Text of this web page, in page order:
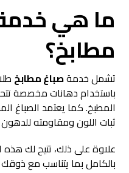
ما هي
مطابخ؟
تشمل خدمةصباغ مطابخ
باستخدام دهانات مخصصة
المطبخ. كما يعتمد الصباغ
ثبات اللون ومقاومته
علاوة على ذلك، تتيح لك
بالكامل بما يتناسب مع